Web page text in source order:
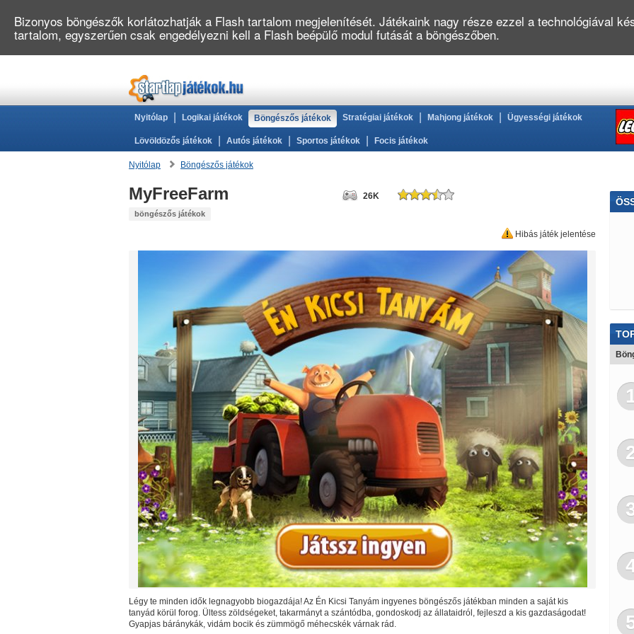
Nyitólap Logikai játékok Böngészős játékok Stratégiai játékok Mahjong játékok Ügyességi játékok
Lövöldözős játékok Autós játékok Sportos játékok Focis játékok
Nyitólap Böngészős játékok
MyFreeFarm
böngészős játékok
26K
Hibás játék jelentése
Légy te minden idők legnagyobb biogazdája! Az Én Kicsi Tanyám ingyenes böngészős játékban minden a saját kis
tanyád körül forog. Ültess zöldségeket, takarmányt a szántódba, gondoskodj az állataidról, fejleszd a kis gazdaságodat!
Gyapjas báránykák, vidám bocik és zümmögő méhecskék várnak rád.
Dorás
Bizonyos böngészők korlátozhatják a Flash tartalom megjelenítését. Játékaink nagy része ezzel a technológiával
tartalom, egyszerűen csak engedélyezni kell a Flash beépülő modul futását a böngészőben.